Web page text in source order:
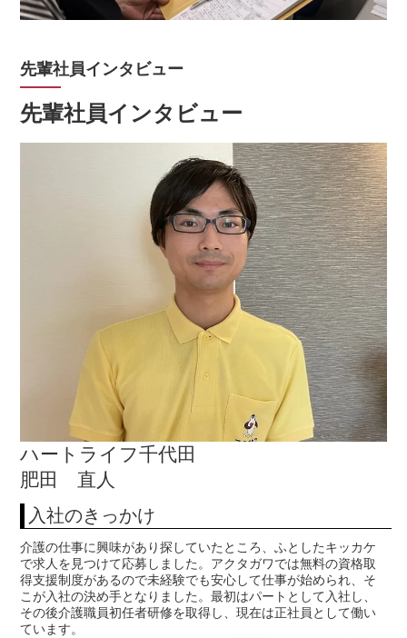
先輩社員インタビュー
先輩社員インタビュー
ハートライフ千代田
肥田 直人
入社のきっかけ
介護の仕事に興味があり探していたところ、ふとしたキッカケ
で求人を見つけて応募しました。アクタガワでは無料の資格取
得支援制度があるので未経験でも安心して仕事が始められ、そ
こが入社の決め手となりました。最初はパートとして入社し、
その後介護職員初任者研修を取得し、現在は正社員として働い
ています。